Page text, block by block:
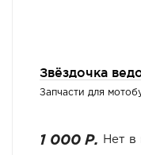
Звёздочка
Запчасти для
1 000 Р. Нет в